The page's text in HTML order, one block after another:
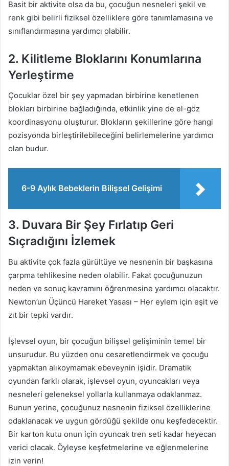
Basit bir aktivite olsa da bu, çocuğun nesneleri şekil ve
renk gibi belirli fiziksel özelliklere göre tanımlamasına ve
sınıflandırmasına yardımcı olabilir.
2. Kilitleme Bloklarını Konumlarına
Yerleştirme
Çocuklar özel bir şey yapmadan birbirine kenetlenen
blokları birbirine bağladığında, etkinlik yine de el-göz
koordinasyonu oluşturur. Blokların şekillerine göre hangi
pozisyonda birleştirilebileceğini belirlemelerine yardımcı
olan budur.
6-9 Aylık Bebeklerin Bilişsel Gelişimi
3. Duvara Bir Şey Fırlatıp Geri
Sıçradığını İzlemek
Bu aktivite çok fazla gürültüye ve nesnenin bir başkasına
çarpma tehlikesine neden olabilir. Fakat çocuğunuzun
neden ve sonuç kavramını öğrenmesine yardımcı olacaktır.
Newton’un Üçüncü Hareket Yasası – Her eylem için eşit ve
zıt bir tepki vardır.
İşlevsel oyun, bir çocuğun bilişsel gelişiminin temel bir
unsurudur. Bu yüzden onu cesaretlendirmek ve çocuğu
yapmaktan alıkoymamak ebeveynin işidir. Dramatik
oyundan farklı olarak, işlevsel oyun, oyuncakları veya
nesneleri geleneksel yollarla kullanmaya odaklanmaz.
Bunun yerine, çocuğunuz nesnenin fiziksel özelliklerine
odaklanacak ve uygun gördüğü şekilde onu keşfedecektir.
Bir karton kutu onun için oyuncak tren seti kadar heyecan
verici olacak. Öyleyse keşfetmelerine ve eğlenmelerine
izin verin!